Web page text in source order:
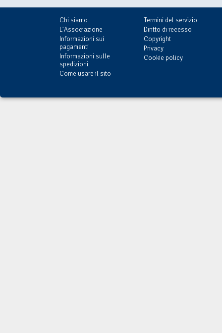
Chi siamo
L'Associazione
Informazioni sui
pagamenti
Informazioni sulle
spedizioni
Come usare il sito
Termini del servizio
Diritto di recesso
Copyright
Privacy
Cookie policy